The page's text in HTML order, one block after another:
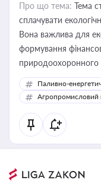
Про що тема: Тема
сплачувати
Вона важлива для
формування
природоохоронного
Паливно-
Агропромисловий